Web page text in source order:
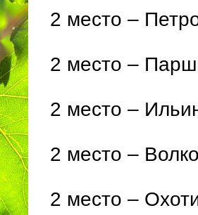
2 место –
2 место –
2 место –
2 место –
2 место –